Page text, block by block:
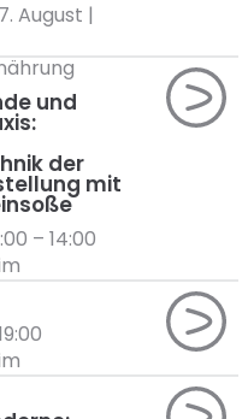
August |
und
der
mit
– 14:00